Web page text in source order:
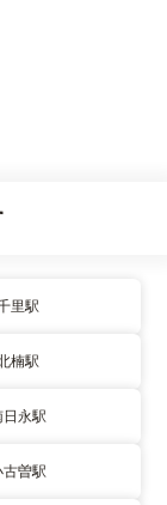
里駅
楠駅
日永駅
古曽駅